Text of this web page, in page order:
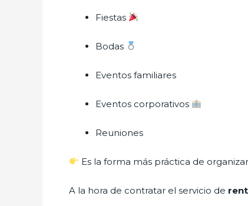
Fiestas
Bodas
Eventos familiares
Eventos corporativos
Reuniones
Es la forma más práctica de
A la hora de contratar el servicio de